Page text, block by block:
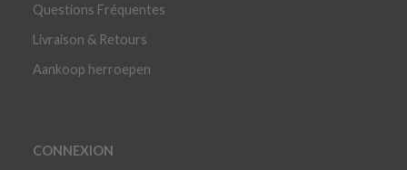
Questions Fréquentes
Livraison & Retours
Aankoop herroepen
CONNEXION